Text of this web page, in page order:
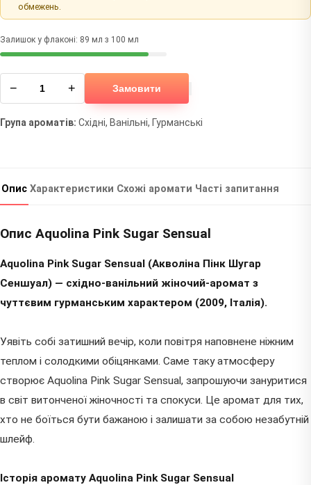
обмежень.
Залишок у флаконі: 89 мл з 100 мл
− + Замовити
Група ароматів: Східні, Ванільні, Гурманські
Опис Характеристики Схожі аромати Часті запитання
Опис Aquolina Pink Sugar Sensual
Aquolina Pink Sugar Sensual (Акволіна Пінк Шугар
Сеншуал) — східно-ванільний жіночий-аромат з
чуттєвим гурманським характером (2009, Італія).
Уявіть собі затишний вечір, коли повітря наповнене ніжним
теплом і солодкими обіцянками. Саме таку атмосферу
створює Aquolina Pink Sugar Sensual, запрошуючи зануритися
в світ витонченої жіночності та спокуси. Це аромат для тих,
хто не боїться бути бажаною і залишати за собою незабутній
шлейф.
Історія аромату Aquolina Pink Sugar Sensual